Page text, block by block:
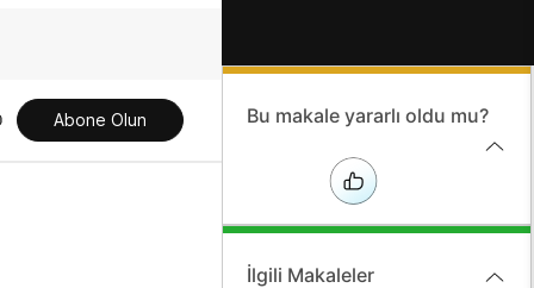
Abone Olun Bu makale yararlı oldu mu?
İlgili Makaleler